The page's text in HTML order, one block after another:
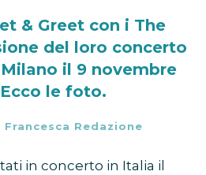
& Greet con i The
del loro concerto
il 9 novembre
le foto.
Francesca Redazione
in concerto in Italia il